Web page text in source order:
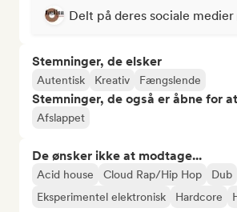
Delt på deres sociale medier
Stemninger, de elsker
Autentisk Kreativ Fængslende
Stemninger, de også er åbne for
Afslappet
De ønsker ikke at modtage...
Acid house Cloud Rap/Hip Hop
Dub
Eksperimentel elektronisk
Hardcore